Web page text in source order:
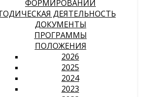
ФОРМИРОВАНИЙ
ДЕЯТЕЛЬНОСТЬ
ДОКУМЕНТЫ
ПРОГРАММЫ
ПОЛОЖЕНИЯ
2026
2025
2024
2023